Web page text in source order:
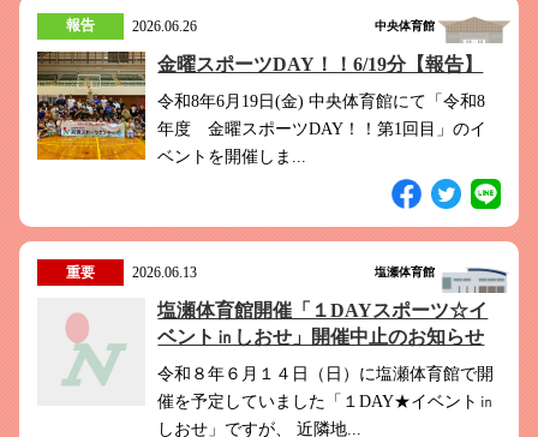
報告 2026.06.26 中央体育館
金曜スポーツDAY！！6/19分【報告】
令和8年6月19日(金) 中央体育館にて「令和8
年度 金曜スポーツDAY！！第1回目」のイ
ベントを開催しま...
重要 2026.06.13 塩瀬体育館
塩瀬体育館開催「１DAYスポーツ☆イ
ベント㏌しおせ」開催中止のお知らせ
令和８年６月１４日（日）に塩瀬体育館で開
催を予定していました「１DAY★イベント㏌
しおせ」ですが、 近隣地...